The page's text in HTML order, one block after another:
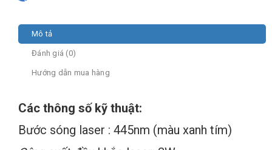
Mô tả
Đánh giá (0)
Hướng dẫn mua hàng
Các thông số kỹ thuật:
Bước sóng laser : 445nm (màu xanh tím)